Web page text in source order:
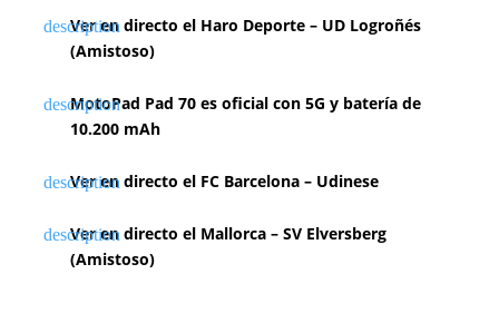
Ver en directo el Haro Deporte – UD Logroñés
(Amistoso)
MotoPad Pad 70 es oficial con 5G y batería de
10.200 mAh
Ver en directo el FC Barcelona – Udinese
Ver en directo el Mallorca – SV Elversberg
(Amistoso)